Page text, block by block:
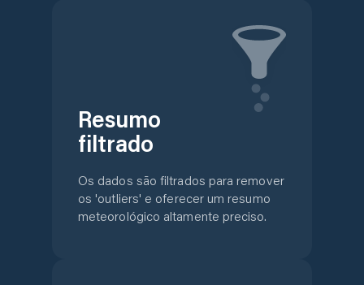
Resumo
filtrado
Os dados são filtrados para remover
os 'outliers' e oferecer um resumo
meteorológico altamente preciso.